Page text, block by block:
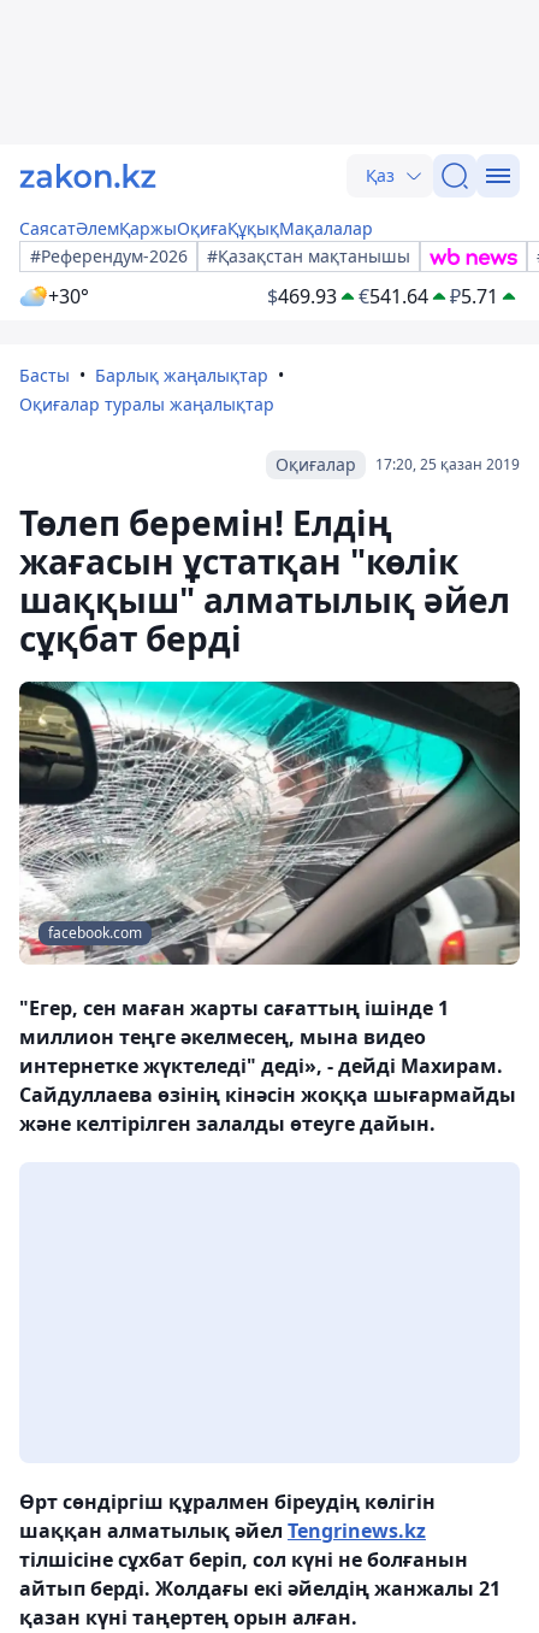
Қаз
СаясатӘлемҚаржыОқиғаҚұқықМақалалар
#Референдум-2026
#Қазақстан мақтанышы
+30° $469.93 €541.64 ₽5.71
Басты
Барлық жаңалықтар
Оқиғалар туралы жаңалықтар
17:20, 25 қазан 2019
Оқиғалар
Төлеп беремін! Елдің
жағасын ұстатқан "көлік
шаққыш" алматылық әйел
сұқбат берді
facebook.com
"Егер, сен маған жарты сағаттың ішінде 1
миллион теңге әкелмесең, мына видео
интернетке жүктеледі" деді», - дейді Махирам.
Сайдуллаева өзінің кінәсін жоққа шығармайды
және келтірілген залалды өтеуге дайын.
Өрт сөндіргіш құралмен біреудің көлігін
шаққан алматылық әйел Tengrinews.kz
тілшісіне сұхбат беріп, сол күні не болғанын
айтып берді. Жолдағы екі әйелдің жанжалы 21
қазан күні таңертең орын алған.